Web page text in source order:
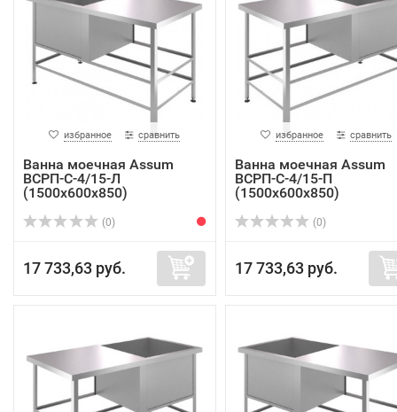
избранное сравнить
Ванна моечная Assum
ВСРП-С-4/15-Л
(1500х600х850)
(0)
17 733,63 руб.
избранное сравнить
Ванна моечная Assum
ВСРП-С-4/15-П
(1500х600х850)
(0)
17 733,63 руб.